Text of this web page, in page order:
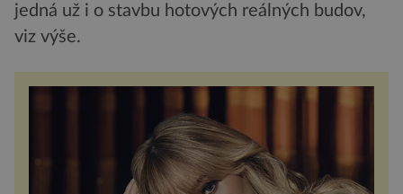
jedná už i o stavbu hotových reálných budov,
viz výše.